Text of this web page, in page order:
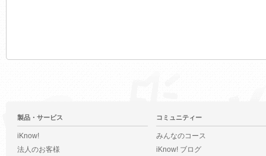
製品・サービス
iKnow!
法人のお客様
コミュニティー
みんなのコース
iKnow! ブログ